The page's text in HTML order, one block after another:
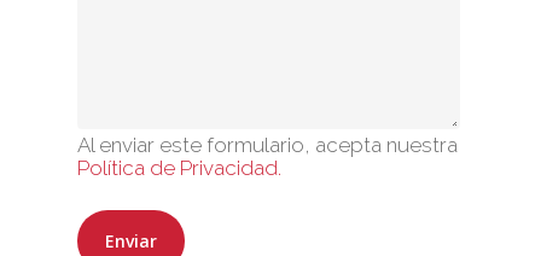
Al enviar este formulario, acepta nuestra
Política de Privacidad.